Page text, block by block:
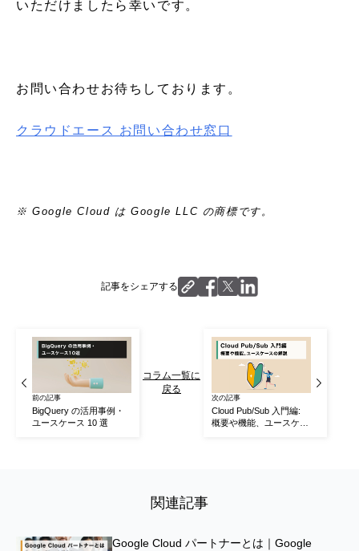
いただけましたら幸いです。
お問い合わせお待ちしております。
クラウドエース お問い合わせ窓口
※ Google Cloud は Google LLC の商標です。
記事をシェアする
前の記事
BigQuery の活用事例・
ユースケース 10 選
コラム一覧に
戻る
次の記事
Cloud Pub/Sub 入門編:
概要や機能、ユースケー
関連記事
Google Cloud パートナーとは｜Google